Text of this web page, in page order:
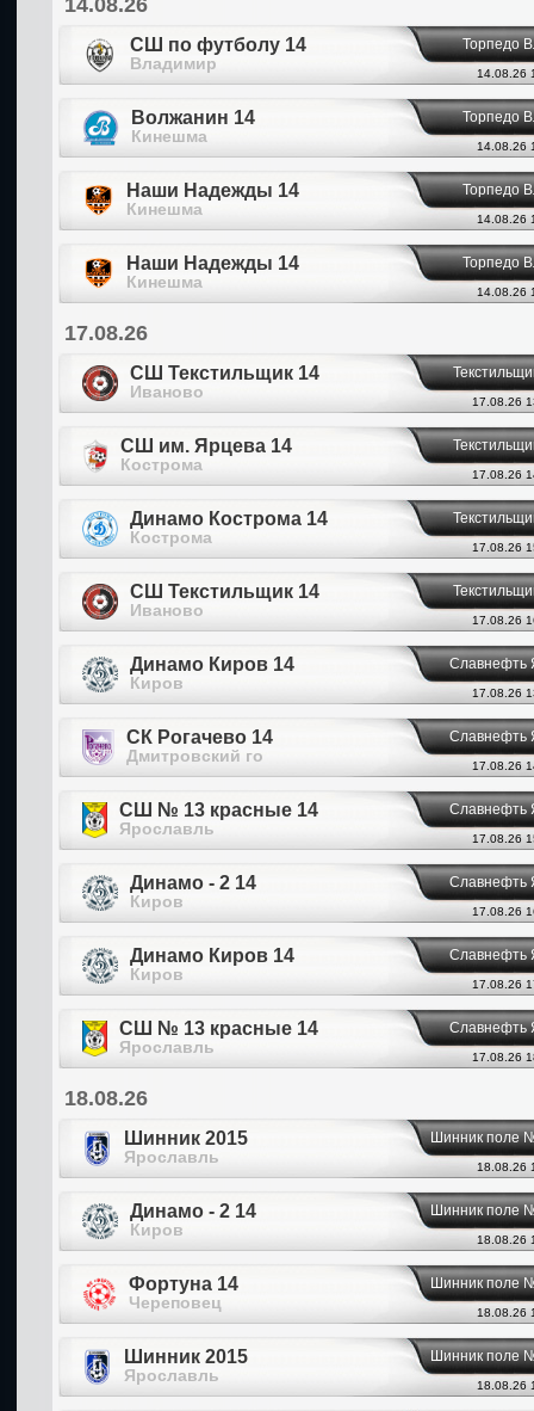
14.08.26
СШ по футболу 14
Владимир
Торпедо
14.08.26
Волжанин 14
Кинешма
Торпедо
14.08.26
Наши Надежды 14
Кинешма
Торпедо
14.08.26
Наши Надежды 14
Кинешма
Торпедо
14.08.26
17.08.26
СШ Текстильщик 14
Иваново
17.08.26
СШ им. Ярцева 14
Кострома
17.08.26
Динамо Кострома 14
Кострома
17.08.26
СШ Текстильщик 14
Иваново
17.08.26
Динамо Киров 14
Киров
Славнефть
17.08.26
СК Рогачево 14
Дмитровский го
Славнефть
17.08.26
СШ № 13 красные 14
Ярославль
Славнефть
17.08.26
Динамо - 2 14
Киров
Славнефть
17.08.26
Динамо Киров 14
Киров
Славнефть
17.08.26
СШ № 13 красные 14
Ярославль
Славнефть
17.08.26
18.08.26
Шинник 2015
Ярославль
Шинник поле
18.08.26
Динамо - 2 14
Киров
Шинник поле
18.08.26
Фортуна 14
Череповец
Шинник поле
18.08.26
Шинник 2015
Ярославль
Шинник поле
18.08.26